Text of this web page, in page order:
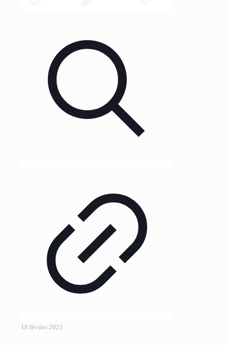
18 février 2021